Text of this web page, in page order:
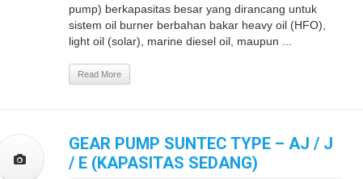
pump) berkapasitas besar yang dirancang untuk
sistem oil burner berbahan bakar heavy oil (HFO),
light oil (solar), marine diesel oil, maupun ...
Read More
GEAR PUMP SUNTEC TYPE – AJ / J
/ E (KAPASITAS SEDANG)